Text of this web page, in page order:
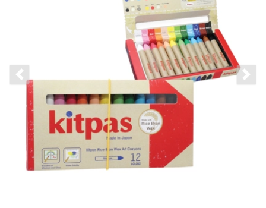
Previous slide